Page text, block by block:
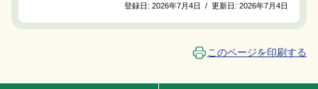
登録日:2026年7月4日 / 更新日:2026年7月4日
このページを印刷する